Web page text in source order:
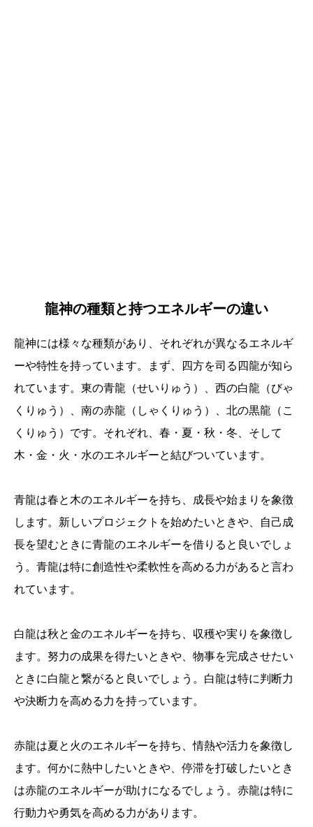
龍神の種類と持つエネルギーの違い
龍神には様々な種類があり、それぞれが異なるエネルギ
ーや特性を持っています。まず、四方を司る四龍が知ら
れています。東の青龍（せいりゅう）、西の白龍（びゃ
くりゅう）、南の赤龍（しゃくりゅう）、北の黒龍（こ
くりゅう）です。それぞれ、春・夏・秋・冬、そして
木・金・火・水のエネルギーと結びついています。
青龍は春と木のエネルギーを持ち、成長や始まりを象徴
します。新しいプロジェクトを始めたいときや、自己成
長を望むときに青龍のエネルギーを借りると良いでしょ
う。青龍は特に創造性や柔軟性を高める力があると言わ
れています。
白龍は秋と金のエネルギーを持ち、収穫や実りを象徴し
ます。努力の成果を得たいときや、物事を完成させたい
ときに白龍と繋がると良いでしょう。白龍は特に判断力
や決断力を高める力を持っています。
赤龍は夏と火のエネルギーを持ち、情熱や活力を象徴し
ます。何かに熱中したいときや、停滞を打破したいとき
は赤龍のエネルギーが助けになるでしょう。赤龍は特に
行動力や勇気を高める力があります。